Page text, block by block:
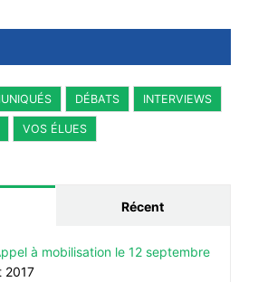
DÉBATS INTERVIEWS
VOS ÉLUES
Récent
à mobilisation le 12 septembre
2017